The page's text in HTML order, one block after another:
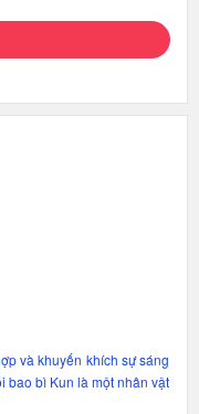
và khuyến khích sự sáng
bao bì Kun là một nhân vật